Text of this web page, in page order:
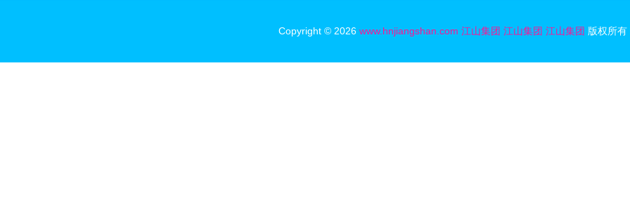
Copyright © 2026 www.hnjiangshan.com 江山集团 江山集团 江山集团 版权所有